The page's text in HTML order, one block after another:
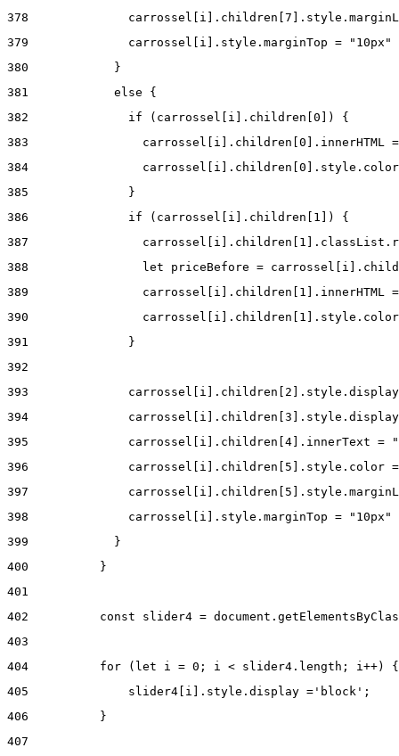
378
379
              carrossel[i].style.marginTop = "10px"
380
            }
381
            else {
382
              if (carrossel[i].children[0]) {
383
carrossel[i].children[0].innerHTML
384
385
              }
386
              if (carrossel[i].children[1]) {
387
388
let priceBefore =
389
carrossel[i].children[1].innerHTML
390
391
              }
392
393
394
395
carrossel[i].children[4].innerText =
396
carrossel[i].children[5].style.color
397
398
              carrossel[i].style.marginTop = "10px"
399
            }
400
          }
401
402
const slider4 =
403
404
for (let i = 0; i < slider4.length; i++)
405
              slider4[i].style.display ='block';
406
          }
407